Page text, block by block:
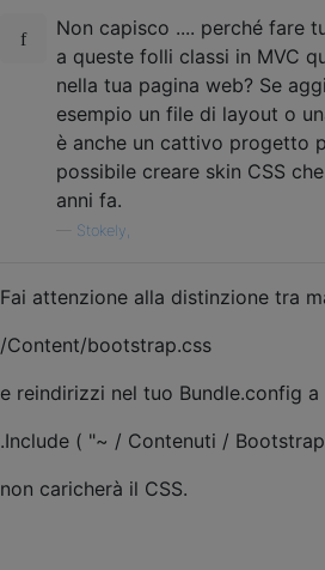
Non capisco .... perché fare
a queste folli classi in MVC
nella tua pagina web? Se
esempio un file di layout o
è anche un cattivo progetto
possibile creare skin CSS
anni fa.
Stokely,
Fai attenzione alla distinzione tra
/Content/bootstrap.css
e reindirizzi nel tuo Bundle.config a
.Include ( "~ / Contenuti /
non caricherà il CSS.